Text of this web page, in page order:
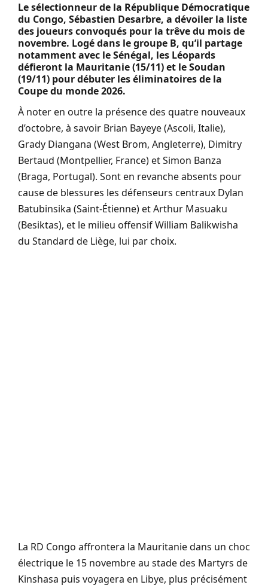
Le sélectionneur de la République Démocratique
du Congo, Sébastien Desarbre, a dévoiler la liste
des joueurs convoqués pour la trêve du mois de
novembre. Logé dans le groupe B, qu’il partage
notamment avec le Sénégal, les Léopards
défieront la Mauritanie (15/11) et le Soudan
(19/11) pour débuter les éliminatoires de la
Coupe du monde 2026.
À noter en outre la présence des quatre nouveaux
d’octobre, à savoir Brian Bayeye (Ascoli, Italie),
Grady Diangana (West Brom, Angleterre), Dimitry
Bertaud (Montpellier, France) et Simon Banza
(Braga, Portugal). Sont en revanche absents pour
cause de blessures les défenseurs centraux Dylan
Batubinsika (Saint-Étienne) et Arthur Masuaku
(Besiktas), et le milieu offensif William Balikwisha
du Standard de Liège, lui par choix.
La RD Congo affrontera la Mauritanie dans un choc
électrique le 15 novembre au stade des Martyrs de
Kinshasa puis voyagera en Libye, plus précisément